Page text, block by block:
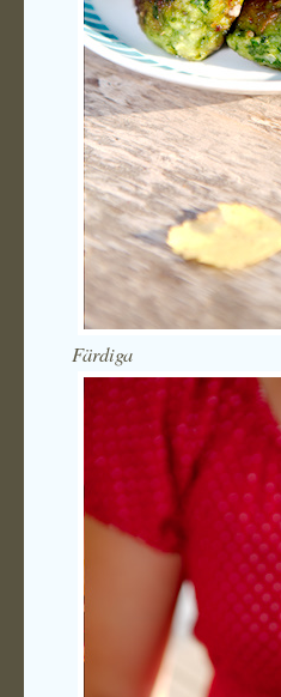
Färdiga